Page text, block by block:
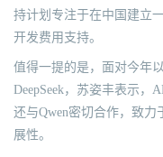
持计划专注于在中国建立
开发费用支持。
值得一提的是，面对今年
DeepSeek，苏姿丰表示，
还与Qwen密切合作，致
展性。